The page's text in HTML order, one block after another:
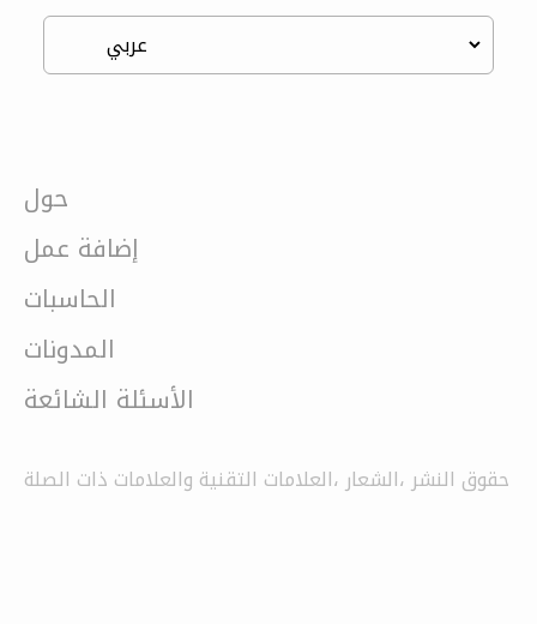
حول
إضافة عمل
الحاسبات
المدونات
الأسئلة الشائعة
حقوق النشر ،الشعار ،العلامات التقنية والعلامات ذات الصلة